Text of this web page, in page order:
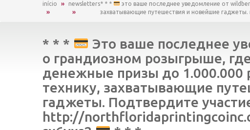
início newsletters* * *
это ваше последнее уведомление от
захватывающие путешествия и новейшие
* * *
Это ваше последнее
о грандиозном розыгрыше,
денежные призы до 1.000.000
технику, захватывающие
гаджеты. Подтвердите
http://